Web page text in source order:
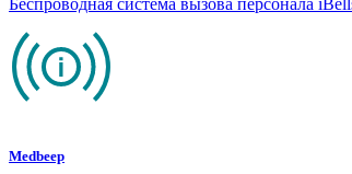
Medbeep